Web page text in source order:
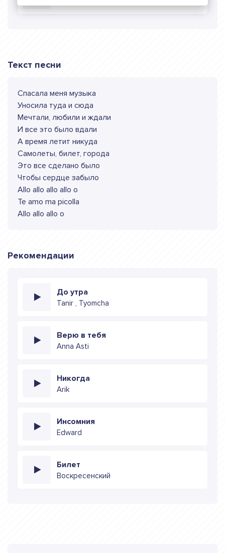
Текст песни
Спасала меня музыка
Уносила туда и сюда
Мечтали, любили и ждали
И все это было вдали
А время летит никуда
Самолеты, билет, города
Это все сделано было
Чтобы сердце забыло
Allo allo allo allo o
Te amo ma picolla
Allo allo allo o
Рекомендации
До утра
Tanir , Tyomcha
Верю в тебя
Anna Asti
Никогда
Arik
Инсомния
Edward
Билет
Воскресенский